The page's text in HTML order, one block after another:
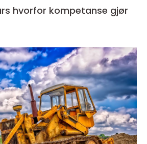
gjør